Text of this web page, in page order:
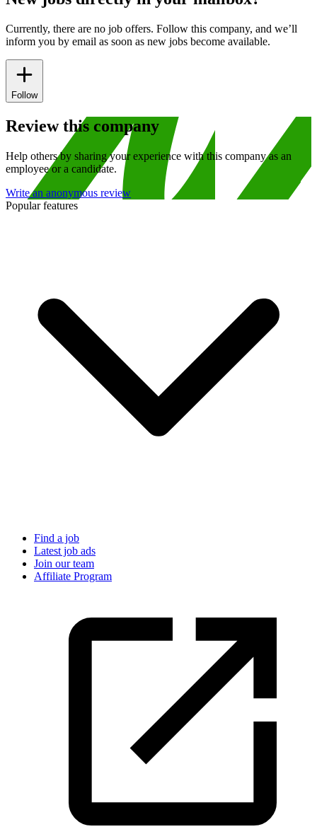
Currently, there are no job offers. Follow this company, and we’ll
inform you by email as soon as new jobs become available.
Follow
Review this company
Help others by sharing your experience with this company as an
employee or a candidate.
Write an anonymous review
Popular features
Find a job
Latest job ads
Join our team
Affiliate Program